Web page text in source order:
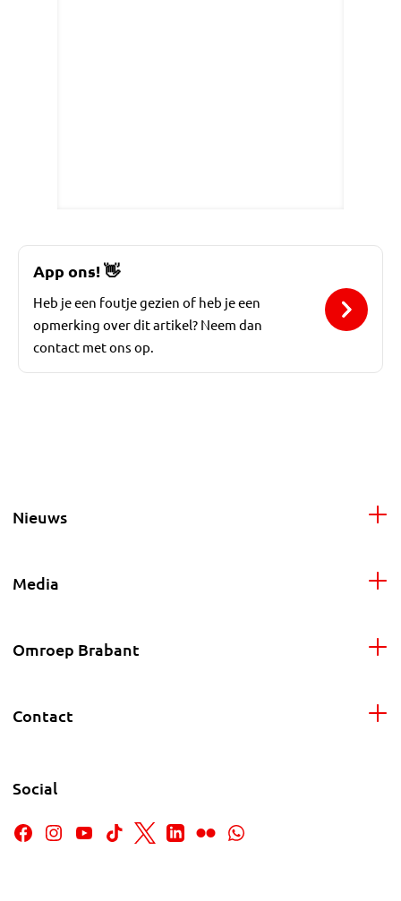
App ons!👋
Heb je een foutje gezien of heb je een
opmerking over dit artikel? Neem dan
contact met ons op.
Nieuws
Media
Omroep Brabant
Contact
Social